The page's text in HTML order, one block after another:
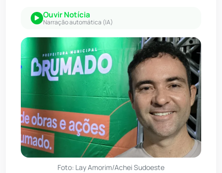
Ouvir Notícia
Narração automática (IA)
Foto: Lay Amorim/Achei Sudoeste